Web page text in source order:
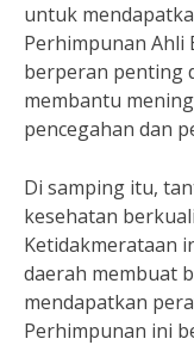
untuk
Perhimpunan Ahli
berperan penting
membantu
pencegahan dan
Di samping itu,
kesehatan
Ketidakmerataan
daerah membuat
mendapatkan
Perhimpunan ini